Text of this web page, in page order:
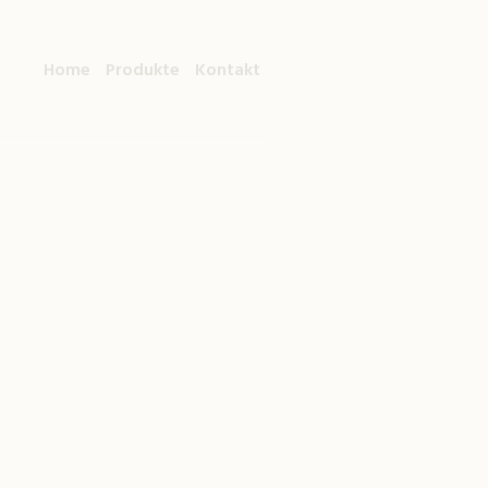
Home Produkte Kontakt